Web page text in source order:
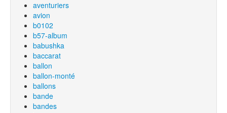
aventuriers
avion
b0102
b57-album
babushka
baccarat
ballon
ballon-monté
ballons
bande
bandes